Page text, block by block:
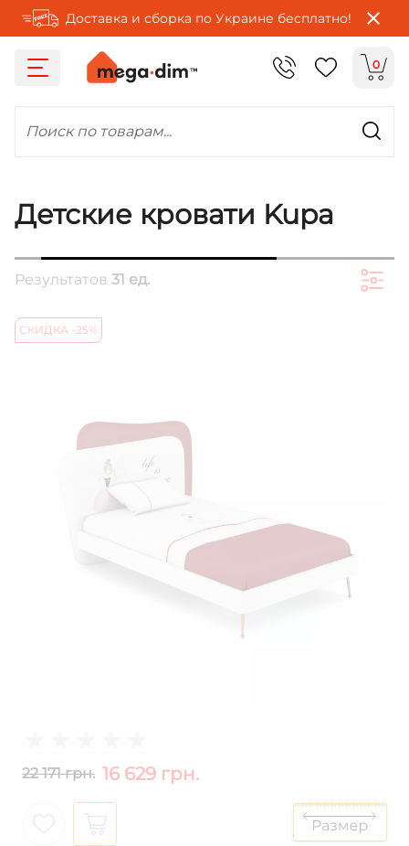
Доставка и сборка по Украине бесплатно!
0
Поиск по товарам...
Детские кровати Kupa
Результатов 31 ед.
СКИДКА -25%
22 171 грн. 16 629 грн.